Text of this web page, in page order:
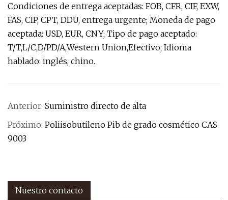
Condiciones de entrega aceptadas: FOB, CFR, CIF, EXW,
FAS, CIP, CPT, DDU, entrega urgente; Moneda de pago
aceptada: USD, EUR, CNY; Tipo de pago aceptado:
T/T,L/C,D/PD/A,Western Union,Efectivo; Idioma
hablado: inglés, chino.
Anterior: Suministro directo de alta
Próximo: Poliisobutileno Pib de grado cosmético CAS
9003
Nuestro contacto